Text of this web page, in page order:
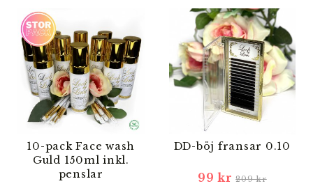
10-pack Face wash
Guld 150ml inkl.
penslar
DD-böj fransar 0.10
99 kr 209 kr